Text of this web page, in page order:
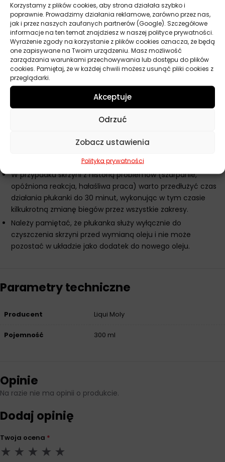
Korzystamy z plików cookies, aby strona działała szybko i
poprawnie. Prowadzimy działania reklamowe, zarówno przez nas,
jak i przez naszych zaufanych partnerów (Google). Szczegółowe
informacje na ten temat znajdziesz w naszej polityce prywatności.
Wyrażenie zgody na korzystanie z plików cookies oznacza, że będą
one zapisywane na Twoim urządzeniu. Masz możliwość
zarządzania warunkami przechowywania lub dostępu do plików
cookies. Pamiętaj, że w każdej chwili możesz usunąć pliki cookies z
przeglądarki.
Akceptuje
Odrzuć
Zobacz ustawienia
Polityka prywatności
Wykonaj krótką jazdę zmieniając biegi przez wszystkie
zakresy przekładni
Zatrzymaj samochód i przeprowadź pełną wymianę oleju w
skrzyni biegów
Zastosuj nowy, odpowiedni dla danego modelu olej do
automatycznej skrzyni biegów
Uzupełnij poziom oleju zgodnie z zaleceniami producenta
Dodatkowe wskazówki Liqui Moly płukanka skrzyni
Dla uzyskania najlepszych rezultatów stosuj płukankę przy
szczególnie w pojazdach o przebiegu powyżej 60 000 km.
W przypadku skrzyni z historią problemów (szarpanie,
opóźniona reakcja, hałaśliwa praca) warto przedłużyć czas
działania płukanki do 30 minut, wykonując w tym czasie
kilkukrotną zmianę biegów przez wszystkie zakresy.
Należy pamiętać, że płukanka służy wyłącznie do
czyszczenia skrzyni przed wymianą oleju i nie może
pozostać w układzie jako dodatek do nowego oleju.
Parametry techniczne
Producent Liqui Moly
Pojemność 300 ml
Opinie
Na razie nie ma opinii o produkcie.
Dodaj opinię
Twoja ocena *